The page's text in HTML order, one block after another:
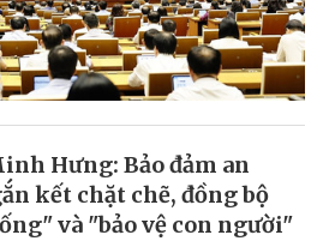
Hưng: Bảo đảm an
kết chặt chẽ, đồng bộ
và "bảo vệ con người"